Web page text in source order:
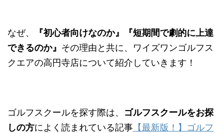
なぜ、
『初心者向けなのか』『短期間で劇的に上達
できるのか』 その理由と共に、ワイズワンゴルフス
クエアの高円寺店について紹介していきます！
ゴルフスクールを探す際は、 ゴルフスクールをお探
しの方によく読まれている記事 【最新版！】ゴルフ